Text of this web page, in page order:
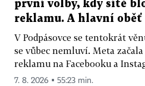
první volby, kdy sítě
reklamu. A hlavní oběť
V Podpásovce se tentokrát
se vůbec nemluví. Meta
reklamu na Facebooku a
7. 8. 2026 ▪ 55:23 min.